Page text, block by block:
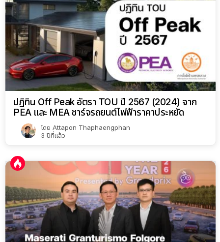
ปฏิทิน Off Peak อัตรา TOU ปี 2567 (2024) จาก
PEA และ MEA ชาร์จรถยนต์ไฟฟ้าราคาประหยัด
โดย Attapon Thaphaengphan
3 ปีที่แล้ว